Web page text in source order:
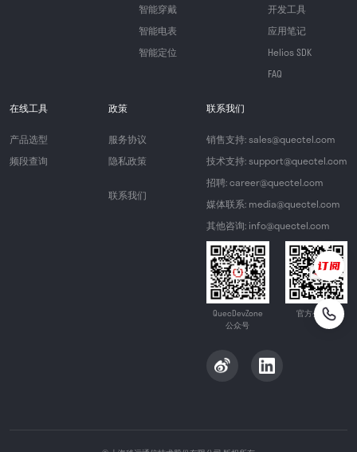
智能穿戴
智能电表
智能定位
开发工具
应用笔记
Helios SDK
FAQ
在线工具
产品选型
频段查询
政策
服务协议
隐私政策
联系我们
联系我们
销售支持: sales@quectel.com
技术支持: support@quectel.com
招聘: career@quectel.com
媒体联系: media@quectel.com
其他咨询: info@quectel.com
QuecDevZone
公众号
官方公众号